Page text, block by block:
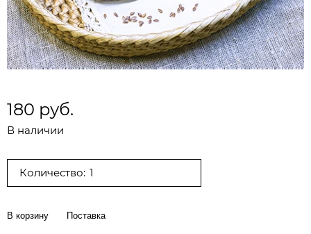
180 руб.
В наличии
Количество:
В корзину Поставка